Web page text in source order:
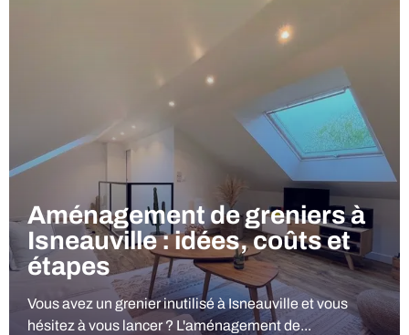
Aménagement de greniers à
Isneauville : idées, coûts et
étapes
Vous avez un grenier inutilisé à Isneauville et vous
hésitez à vous lancer ? L'aménagement de...